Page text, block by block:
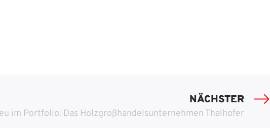
NÄCHSTER
im Portfolio: Das Holzgroßhandelsunternehmen Thalhofer